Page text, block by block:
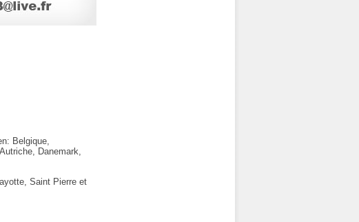
Belgique,
Danemark,
Saint Pierre et